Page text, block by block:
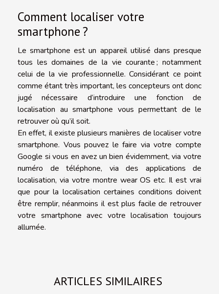
Comment localiser votre
smartphone ?
Le smartphone est un appareil utilisé dans presque
tous les domaines de la vie courante ; notamment
celui de la vie professionnelle. Considérant ce point
comme étant très important, les concepteurs ont donc
jugé nécessaire d’introduire une fonction de
localisation au smartphone vous permettant de le
retrouver où qu’il soit.
En effet, il existe plusieurs manières de localiser votre
smartphone. Vous pouvez le faire via votre compte
Google si vous en avez un bien évidemment, via votre
numéro de téléphone, via des applications de
localisation, via votre montre wear OS etc. Il est vrai
que pour la localisation certaines conditions doivent
être remplir, néanmoins il est plus facile de retrouver
votre smartphone avec votre localisation toujours
allumée.
ARTICLES SIMILAIRES